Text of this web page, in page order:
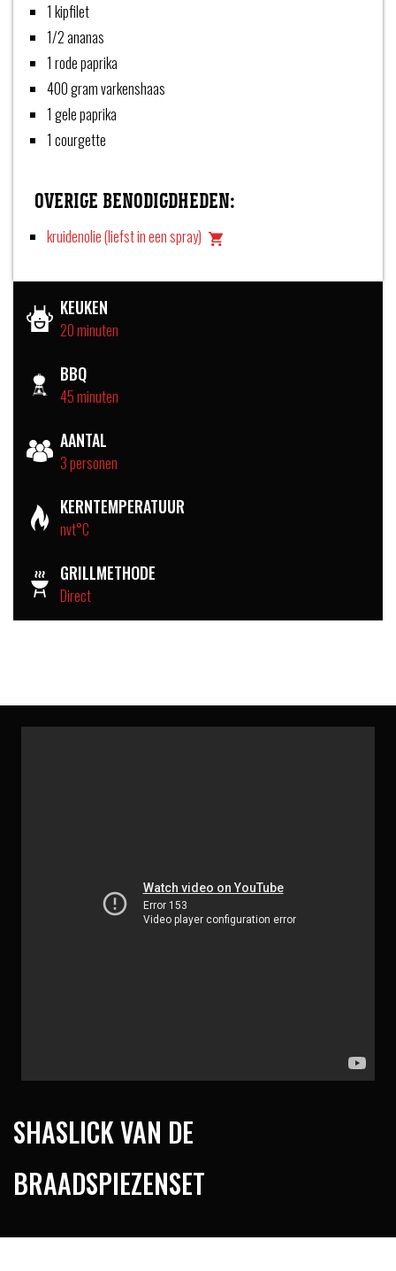
1 kipfilet
1/2 ananas
1 rode paprika
400 gram varkenshaas
1 gele paprika
1 courgette
OVERIGE BENODIGDHEDEN:
kruidenolie (liefst in een spray)
KEUKEN
20 minuten
BBQ
45 minuten
AANTAL
3 personen
KERNTEMPERATUUR
nvt°C
GRILLMETHODE
Direct
SHASLICK VAN DE
BRAADSPIEZENSET